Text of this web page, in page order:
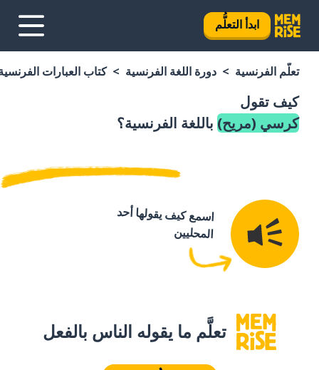
ابدأ التعلُّم
تعلَّم الفرنسية دورة اللغة الفرنسية كتاب العبارات
كيف تقول
كرسي (مريح) باللغة الفرنسية؟
اسمع كيف يقولها أحد
المحليين
تعلَّم ما يقوله الناس بالفعل